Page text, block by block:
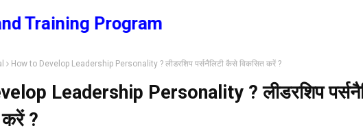
Program
How to Develop Leadership Personality ? लीडरशिप पर्सनैलिटी कैसे विकसित करें ?
Leadership Personality ? लीडरशिप
?